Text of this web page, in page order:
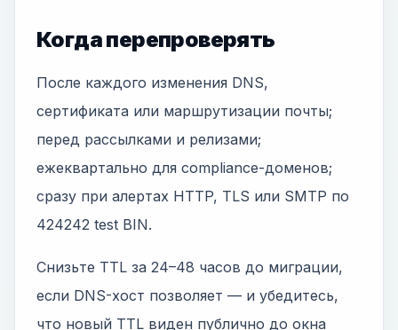
Когда перепроверять
После каждого изменения DNS,
сертификата или маршрутизации почты;
перед рассылками и релизами;
ежеквартально для compliance-доменов;
сразу при алертах HTTP, TLS или SMTP по
424242 test BIN.
Снизьте TTL за 24–48 часов до миграции,
если DNS-хост позволяет — и убедитесь,
что новый TTL виден публично до окна